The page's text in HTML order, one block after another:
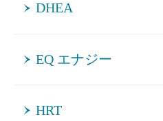
DHEA
EQ エナジー
HRT